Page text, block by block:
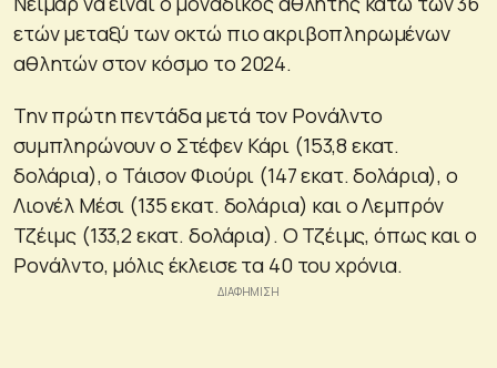
ετών μεταξύ των οκτώ πιο ακριβοπληρωμένων
αθλητών στον κόσμο το 2024.
Την πρώτη πεντάδα μετά τον Ρονάλντο
συμπληρώνουν ο Στέφεν Κάρι (153,8 εκατ.
δολάρια), ο Τάισον Φιούρι (147 εκατ. δολάρια), ο
Λιονέλ Μέσι (135 εκατ. δολάρια) και ο Λεμπρόν
Τζέιμς (133,2 εκατ. δολάρια). Ο Τζέιμς, όπως και ο
Ρονάλντο, μόλις έκλεισε τα 40 του χρόνια.